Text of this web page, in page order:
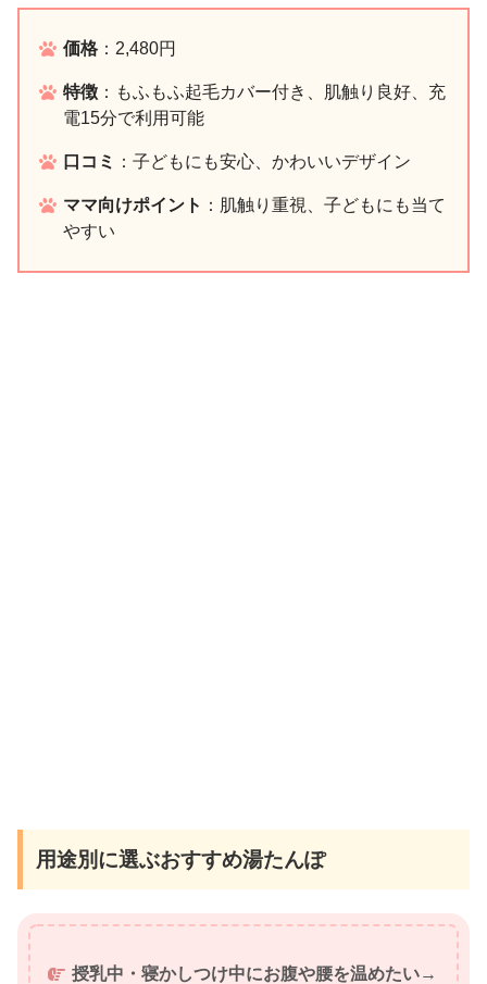
価格 ：2,480円
特徴 ：もふもふ起毛カバー付き、肌触り良好、充
電15分で利用可能
口コミ ：子どもにも安心、かわいいデザイン
ママ向けポイント ：肌触り重視、子どもにも当て
やすい
用途別に選ぶおすすめ湯たんぽ
授乳中・寝かしつけ中にお腹や腰を温めたい→